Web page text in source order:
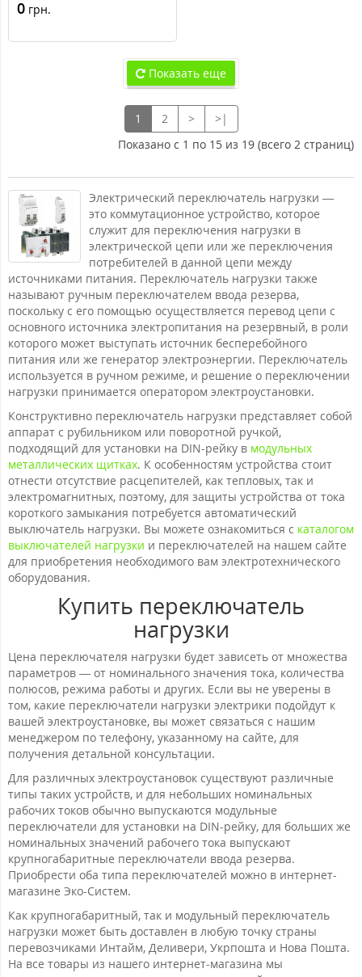
0 грн.
Показать еще
1 2 >
>|
Показано с 1 по 15 из 19 (всего 2 страниц)
Электрический переключатель нагрузки —
это коммутационное устройство, которое
служит для переключения нагрузки в
электрической цепи или же переключения
потребителей в данной цепи между
источниками питания. Переключатель нагрузки также
называют ручным переключателем ввода резерва,
поскольку с его помощью осуществляется перевод цепи с
основного источника электропитания на резервный, в роли
которого может выступать источник бесперебойного
питания или же генератор электроэнергии. Переключатель
используется в ручном режиме, и решение о переключении
нагрузки принимается оператором электроустановки.
Конструктивно переключатель нагрузки представляет собой
аппарат с рубильником или поворотной ручкой,
подходящий для установки на DIN-рейку в модульных
металлических щитках. К особенностям устройства стоит
отнести отсутствие расцепителей, как тепловых, так и
электромагнитных, поэтому, для защиты устройства от тока
короткого замыкания потребуется автоматический
выключатель нагрузки. Вы можете ознакомиться с каталогом
выключателей нагрузки и переключателей на нашем сайте
для приобретения необходимого вам электротехнического
оборудования.
Купить переключатель
нагрузки
Цена переключателя нагрузки будет зависеть от множества
параметров — от номинального значения тока, количества
полюсов, режима работы и других. Если вы не уверены в
том, какие переключатели нагрузки электрики подойдут к
вашей электроустановке, вы может связаться с нашим
менеджером по телефону, указанному на сайте, для
получения детальной консультации.
Для различных электроустановок существуют различные
типы таких устройств, и для небольших номинальных
рабочих токов обычно выпускаются модульные
переключатели для установки на DIN-рейку, для больших же
номинальных значений рабочего тока выпускают
крупногабаритные переключатели ввода резерва.
Приобрести оба типа переключателей можно в интернет-
магазине Эко-Систем.
Как крупногабаритный, так и модульный переключатель
нагрузки может быть доставлен в любую точку страны
перевозчиками Интайм, Деливери, Укрпошта и Нова Пошта.
На все товары из нашего интернет-магазина мы